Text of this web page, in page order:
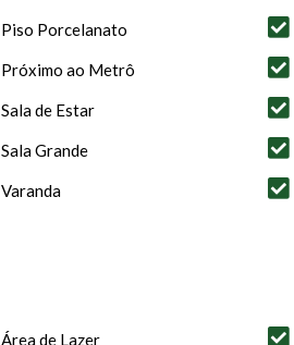
Piso Porcelanato
Próximo ao Metrô
Sala de Estar
Sala Grande
Varanda
Área de Lazer